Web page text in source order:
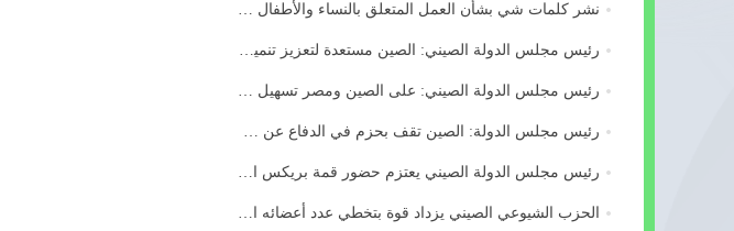
نشر كلمات شي بشأن العمل المتعلق بالنساء والأطفال والأس...
رئيس مجلس الدولة الصيني: الصين مستعدة لتعزيز تنمية الت...
رئيس مجلس الدولة الصيني: على الصين ومصر تسهيل التجارة و...
رئيس مجلس الدولة: الصين تقف بحزم في الدفاع عن حقوقها وا...
رئيس مجلس الدولة الصيني يعتزم حضور قمة بريكس الـ17 في ال...
الحزب الشيوعي الصيني يزداد قوة بتخطي عدد أعضائه الـ100 م...